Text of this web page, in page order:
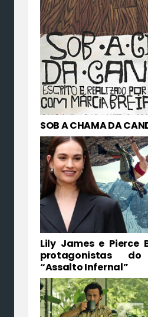
SOB A CHAMA DA
Lily James e Pierce
protagonistas
“Assalto Infernal”